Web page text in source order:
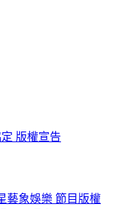
版權宣告
藝象娛樂 節目版權